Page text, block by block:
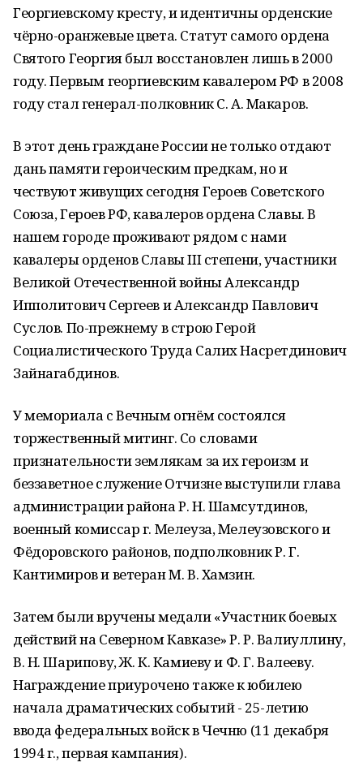
Георгиевскому кресту, и идентичны орденские
чёрно-оранжевые цвета. Статут самого ордена
Святого Георгия был восстановлен лишь в 2000
году. Первым георгиевским кавалером РФ в 2008
году стал генерал-полковник С. А. Макаров.
В этот день граждане России не только отдают
дань памяти героическим предкам, но и
чествуют живущих сегодня Героев Советского
Союза, Героев РФ, кавалеров ордена Славы. В
нашем городе проживают рядом с нами
кавалеры орденов Славы III степени, участники
Великой Отечественной войны Александр
Ипполитович Сергеев и Александр Павлович
Суслов. По-прежнему в строю Герой
Социалистического Труда Салих Насретдинович
Зайнагабдинов.
У мемориала с Вечным огнём состоялся
торжественный митинг. Со словами
признательности землякам за их героизм и
беззаветное служение Отчизне выступили глава
администрации района Р. Н. Шамсутдинов,
военный комиссар г. Мелеуза, Мелеузовского и
Фёдоровского районов, подполковник Р. Г.
Кантимиров и ветеран М. В. Хамзин.
Затем были вручены медали «Участник боевых
действий на Северном Кавказе» Р. Р. Валиуллину,
В. Н. Шарипову, Ж. К. Камиеву и Ф. Г. Валееву.
Награждение приурочено также к юбилею
начала драматических событий - 25-летию
ввода федеральных войск в Чечню (11 декабря
1994 г., первая кампания).